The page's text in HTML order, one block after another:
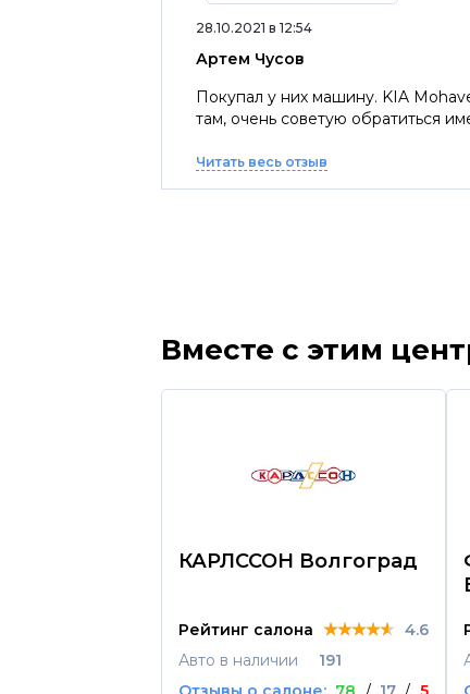
28.10.2021 в 12:54
Артем Чусов
Покупал у них машину. KIA
там, очень советую обратиться
Читать весь отзыв
Вместе с этим
КАРЛССОН Волгоград
Рейтинг салона ★★★★★
★★★★★
★★★★★ 4.6
Авто в наличии
191